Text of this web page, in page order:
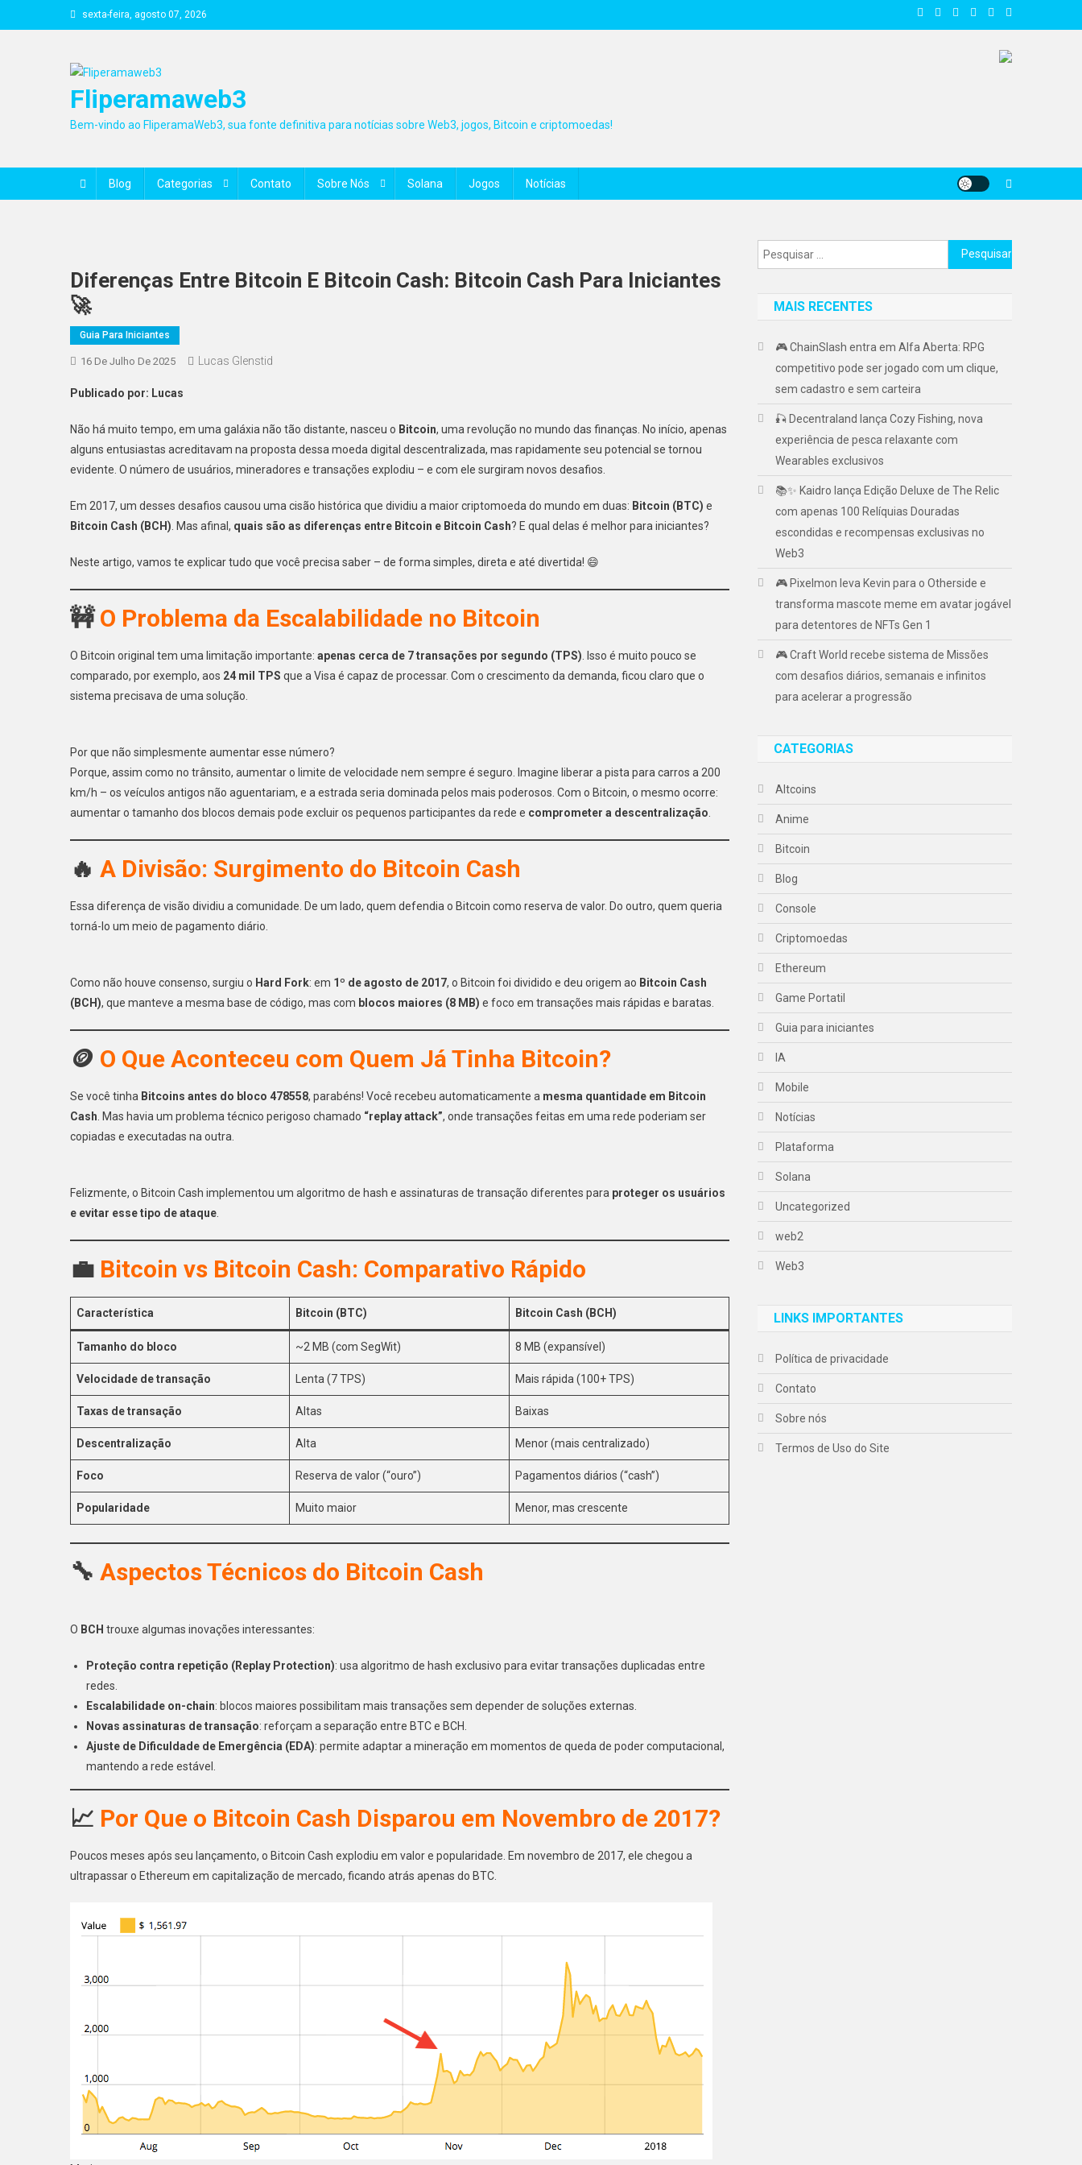
to
sexta-feira, agosto 07, 2026
Fliperamaweb3
Bem-vindo ao FliperamaWeb3, sua fonte definitiva para notícias sobre Web3, jogos, Bitcoin e criptomoedas!
Blog Categorias Contato Sobre Nós Solana Jogos Notícias
Diferenças Entre Bitcoin E Bitcoin Cash: Bitcoin Cash Para Iniciantes
🚀
Guia Para Iniciantes
16 De Julho De 2025 Lucas Glenstid
Publicado por: Lucas
Não há muito tempo, em uma galáxia não tão distante, nasceu o Bitcoin, uma revolução no mundo das finanças. No início, apenas
alguns entusiastas acreditavam na proposta dessa moeda digital descentralizada, mas rapidamente seu potencial se tornou
evidente. O número de usuários, mineradores e transações explodiu – e com ele surgiram novos desafios.
Em 2017, um desses desafios causou uma cisão histórica que dividiu a maior criptomoeda do mundo em duas: Bitcoin (BTC) e
Bitcoin Cash (BCH) . Mas afinal, quais são as diferenças entre Bitcoin e Bitcoin Cash? E qual delas é melhor para iniciantes?
Neste artigo, vamos te explicar tudo que você precisa saber – de forma simples, direta e até divertida! 😄
🚧O Problema da Escalabilidade no Bitcoin
O Bitcoin original tem uma limitação importante: apenas cerca de 7 transações por segundo (TPS) . Isso é muito pouco se
comparado, por exemplo, aos 24 mil TPS que a Visa é capaz de processar. Com o crescimento da demanda, ficou claro que o
sistema precisava de uma solução.
Por que não simplesmente aumentar esse número?
Porque, assim como no trânsito, aumentar o limite de velocidade nem sempre é seguro. Imagine liberar a pista para carros a 200
km/h – os veículos antigos não aguentariam, e a estrada seria dominada pelos mais poderosos. Com o Bitcoin, o mesmo ocorre:
aumentar o tamanho dos blocos demais pode excluir os pequenos participantes da rede e comprometer a descentralização
🔥 A Divisão: Surgimento do Bitcoin Cash
Essa diferença de visão dividiu a comunidade. De um lado, quem defendia o Bitcoin como reserva de valor. Do outro, quem queria
torná-lo um meio de pagamento diário.
Como não houve consenso, surgiu o Hard Fork: em 1º de agosto de 2017, o Bitcoin foi dividido e deu origem ao Bitcoin Cash
(BCH), que manteve a mesma base de código, mas com blocos maiores (8 MB) e foco em transações mais rápidas e baratas.
🪙 O Que Aconteceu com Quem Já Tinha Bitcoin?
Se você tinha Bitcoins antes do bloco 478558, parabéns! Você recebeu automaticamente a mesma quantidade em Bitcoin
Cash . Mas havia um problema técnico perigoso chamado “replay attack”, onde transações feitas em uma rede poderiam ser
copiadas e executadas na outra.
Felizmente, o Bitcoin Cash implementou um algoritmo de hash e assinaturas de transação diferentes para proteger os usuários
e evitar esse tipo de ataque
💼 Bitcoin vs Bitcoin Cash: Comparativo Rápido
Característica Bitcoin (BTC) Bitcoin Cash (BCH)
Tamanho do bloco ~2 MB (com SegWit) 8 MB (expansível)
Velocidade de transação Lenta (7 TPS) Mais rápida (100+ TPS)
Taxas de transação Altas Baixas
Descentralização Alta Menor (mais centralizado)
Foco Reserva de valor (“ouro”) Pagamentos diários (“cash”)
Popularidade Muito maior Menor, mas crescente
🔧 Aspectos Técnicos do Bitcoin Cash
O BCH trouxe algumas inovações interessantes:
Proteção contra repetição (Replay Protection): usa algoritmo de hash exclusivo para evitar transações duplicadas entre
redes.
Escalabilidade on-chain: blocos maiores possibilitam mais transações sem depender de soluções externas.
Novas assinaturas de transação: reforçam a separação entre BTC e BCH.
Ajuste de Dificuldade de Emergência (EDA): permite adaptar a mineração em momentos de queda de poder computacional,
mantendo a rede estável.
📈 Por Que o Bitcoin Cash Disparou em Novembro de 2017?
Poucos meses após seu lançamento, o Bitcoin Cash explodiu em valor e popularidade. Em novembro de 2017, ele chegou a
ultrapassar o Ethereum em capitalização de mercado, ficando atrás apenas do BTC.
Pesquisar
por:
MAIS RECENTES
🎮 ChainSlash entra em Alfa Aberta: RPG
competitivo pode ser jogado com um clique,
sem cadastro e sem carteira
🎣 Decentraland lança Cozy Fishing, nova
experiência de pesca relaxante com
Wearables exclusivos
📚✨ Kaidro lança Edição Deluxe de The Relic
com apenas 100 Relíquias Douradas
escondidas e recompensas exclusivas no
Web3
🎮 Pixelmon leva Kevin para o Otherside e
transforma mascote meme em avatar jogável
para detentores de NFTs Gen 1
🎮 Craft World recebe sistema de Missões
com desafios diários, semanais e infinitos
para acelerar a progressão
CATEGORIAS
Altcoins
Anime
Bitcoin
Blog
Console
Criptomoedas
Ethereum
Game Portatil
Guia para iniciantes
IA
Mobile
Notícias
Plataforma
Solana
Uncategorized
web2
Web3
LINKS IMPORTANTES
Política de privacidade
Contato
Sobre nós
Termos de Uso do Site